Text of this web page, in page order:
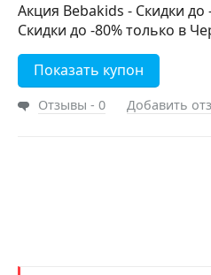
Акция Bebakids - Скидки до
Скидки до -80% только в
Показать купон
Отзывы - 0 Добавить